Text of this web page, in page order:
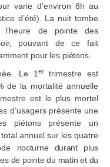
varie d’environ 8h au
d’été). La nuit tombe
de pointe des
pouvant de ce fait
pour les piétons.
Le 1 ertrimestre est
de la mortalité annuelle
est le plus mortel
d’usagers présente une
piétons présente un
annuel sur les quatre
nocturne durant plus
de pointe du matin et du